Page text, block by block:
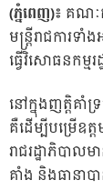
(ភ្នំពេញ)៖ គណៈ
មន្ត្រីរាជការ
ធ្វើវិសោធនកម្ម
នៅក្នុងញត្តិគាំទ្
គឺដើម្បីបម្រើឧ
រាជរដ្ឋាភិបា
គាំង និងធានាប